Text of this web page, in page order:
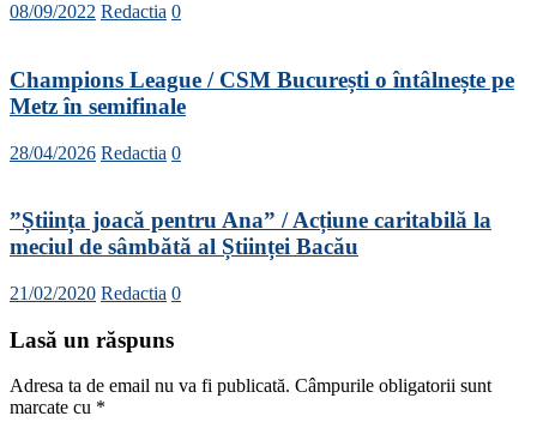
08/09/2022 Redactia 0
Champions League / CSM București o întâlnește pe
Metz în semifinale
28/04/2026 Redactia 0
”Știința joacă pentru Ana” / Acțiune caritabilă la
meciul de sâmbătă al Științei Bacău
21/02/2020 Redactia 0
Lasă un răspuns
Adresa ta de email nu va fi publicată. Câmpurile obligatorii sunt
marcate cu *